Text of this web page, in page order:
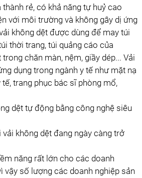
rẻ, có khả năng tự huỷ cao
với môi trường và không gây dị ứng
không dệt được dùng để may túi
thời trang, túi quảng cáo của
chăn màn, nệm, giầy dép... Vải
dụng trong ngành y tế như mặt nạ
trang phục bác sĩ phòng mổ,
không dệt đang ngày càng trở
năng rất lớn cho các doanh
vậy số lượng các doanh nghiệp sản